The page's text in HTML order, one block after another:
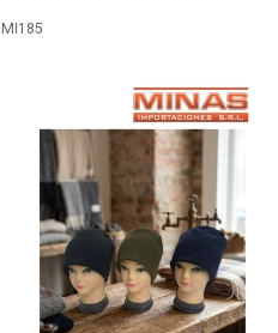
MI185